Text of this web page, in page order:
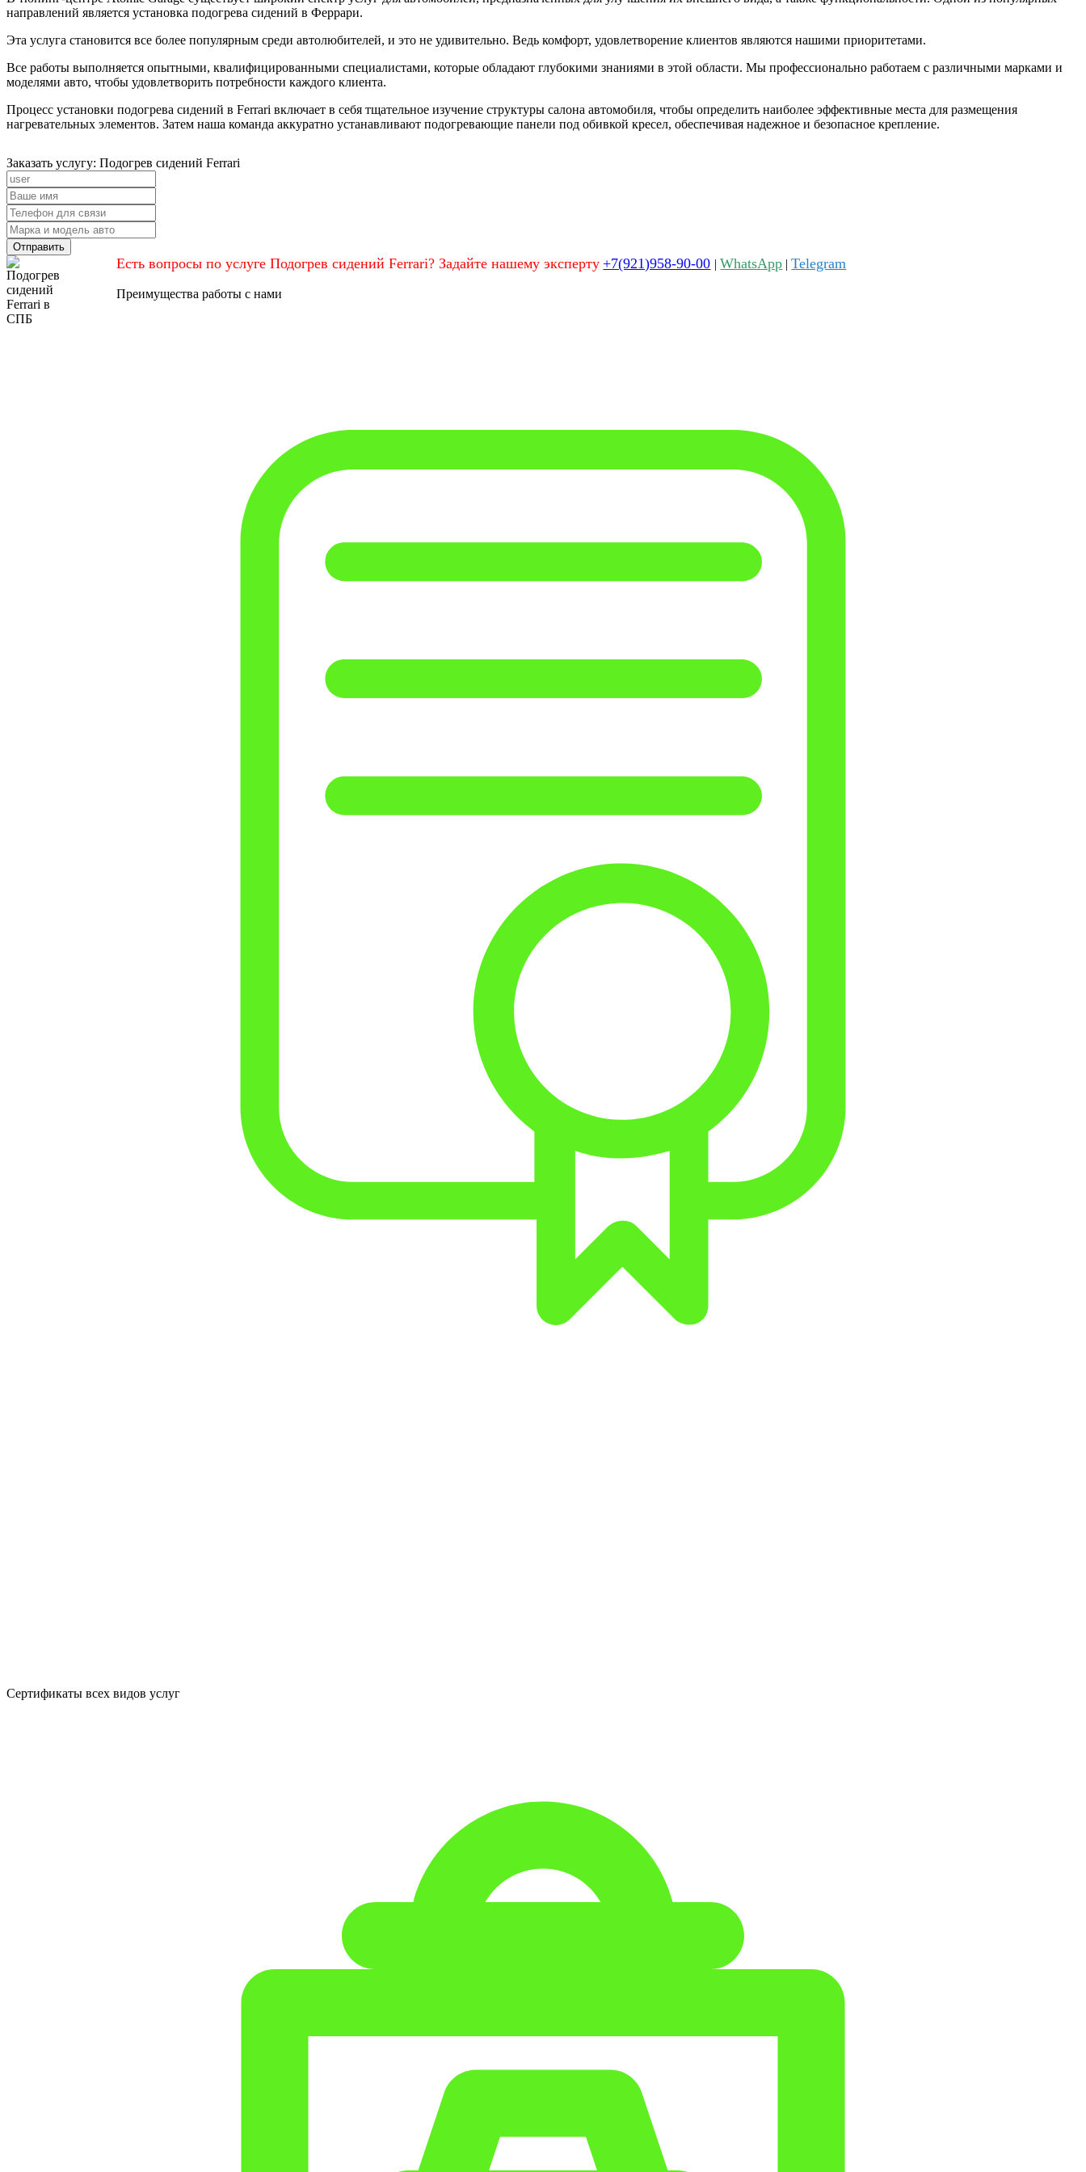
направлений является установка подогрева сидений в Феррари.
Эта услуга становится все более популярным среди автолюбителей, и это не удивительно. Ведь комфорт, удовлетворение клиентов являются нашими приоритетами.
Все работы выполняется опытными, квалифицированными специалистами, которые обладают глубокими знаниями в этой области. Мы профессионально работаем с различными марками и
моделями авто, чтобы удовлетворить потребности каждого клиента.
Процесс установки подогрева сидений в Ferrari включает в себя тщательное изучение структуры салона автомобиля, чтобы определить наиболее эффективные места для размещения
нагревательных элементов. Затем наша команда аккуратно устанавливают подогревающие панели под обивкой кресел, обеспечивая надежное и безопасное крепление.
Заказать услугу: Подогрев сидений Ferrari
Отправить
Есть вопросы по услуге Подогрев сидений Ferrari? Задайте нашему эксперту +7(921)958-90-00 |WhatsApp |Telegram
Преимущества работы с нами
Сертификаты всех видов услуг